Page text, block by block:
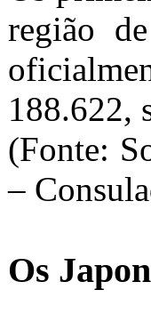
região
188.622,
(Fonte:
–
Os